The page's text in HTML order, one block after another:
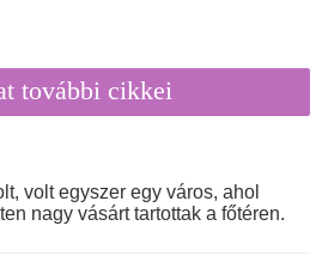
további cikkei
volt egyszer egy város, ahol
nagy vásárt tartottak a főtéren.